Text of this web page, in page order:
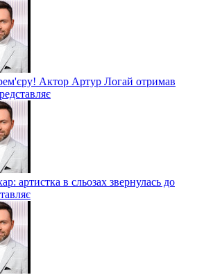
Актор Артур Логай отримав
артистка в сльозах звернулась до